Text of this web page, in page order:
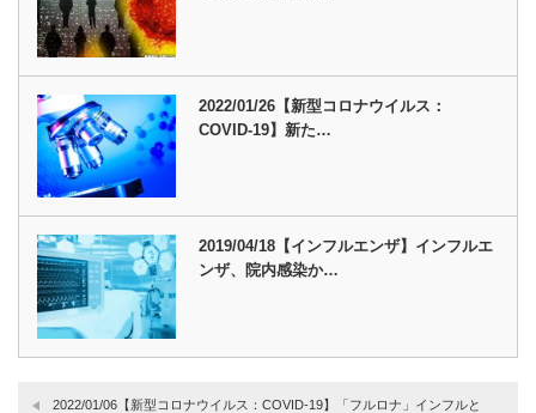
2022/01/26【新型コロナウイルス：
COVID-19】新た…
2019/04/18【インフルエンザ】インフルエ
ンザ、院内感染か…
2022/01/06【新型コロナウイルス：COVID-19】「フルロナ」インフルと